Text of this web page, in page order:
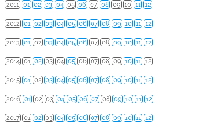
2011 01 02 03 04 05 06 07 08 09 10 11 12
2012 01 02 03 04 05 06 07 08 09 10 11 12
2013 01 02 03 04 05 06 07 08 09 10 11 12
2014 01 02 03 04 05 06 07 08 09 10 11 12
2015 01 02 03 04 05 06 07 08 09 10 11 12
2016 01 02 03 04 05 06 07 08 09 10 11 12
2017 01 02 03 04 05 06 07 08 09 10 11 12